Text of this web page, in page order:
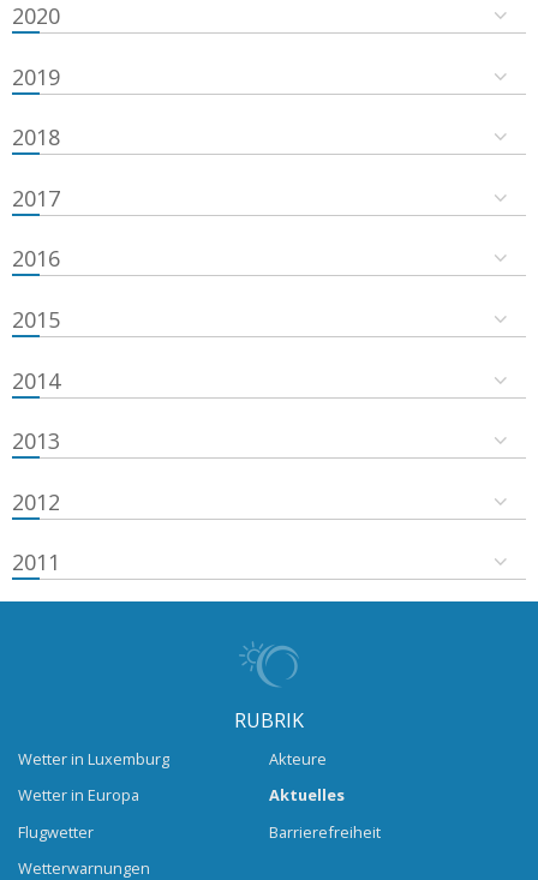
2020
2019
2018
2017
2016
2015
2014
2013
2012
2011
RUBRIK
Wetter in Luxemburg
Wetter in Europa
Flugwetter
Wetterwarnungen
Akteure
Aktuelles
Barrierefreiheit